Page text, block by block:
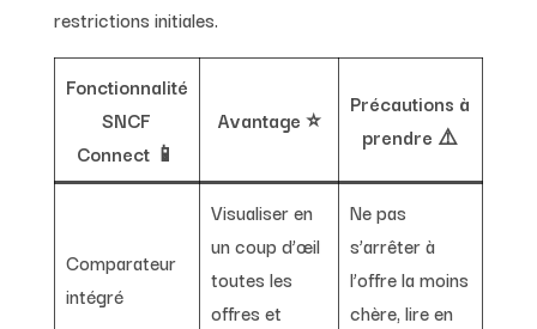
restrictions initiales.
Fonctionnalité
SNCF
Connect 📱
Avantage ⭐
Précautions à
prendre ⚠️
Comparateur
intégré
Visualiser en
un coup d’œil
toutes les
offres et
Ne pas
s’arrêter à
l’offre la moins
chère, lire en